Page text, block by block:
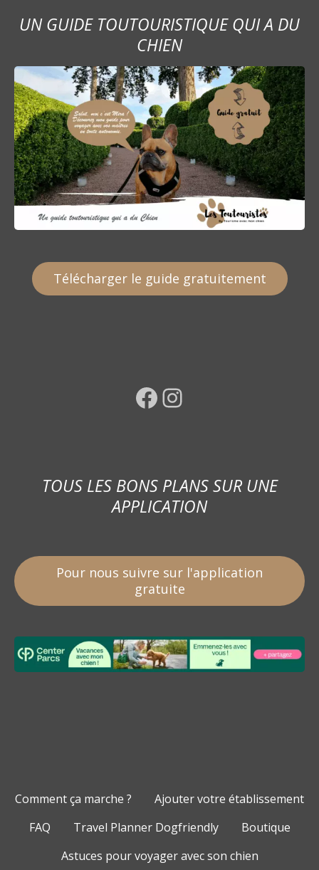
UN GUIDE TOUTOURISTIQUE QUI A DU
CHIEN
Télécharger le guide gratuitement
Facebook Instagram
TOUS LES BONS PLANS SUR UNE
APPLICATION
Pour nous suivre sur l'application
gratuite
Comment ça marche ?
Ajouter votre établissement
FAQ
Travel Planner Dogfriendly
Boutique
Astuces pour voyager avec son chien